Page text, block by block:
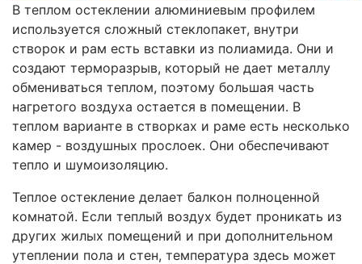
В теплом остеклении алюминиевым профилем
используется сложный стеклопакет, внутри
створок и рам есть вставки из полиамида. Они и
создают терморазрыв, который не дает металлу
обмениваться теплом, поэтому большая часть
нагретого воздуха остается в помещении. В
теплом варианте в створках и раме есть несколько
камер - воздушных прослоек. Они обеспечивают
тепло и шумоизоляцию.
Теплое остекление делает балкон полноценной
комнатой. Если теплый воздух будет проникать из
других жилых помещений и при дополнительном
утеплении пола и стен, температура здесь может